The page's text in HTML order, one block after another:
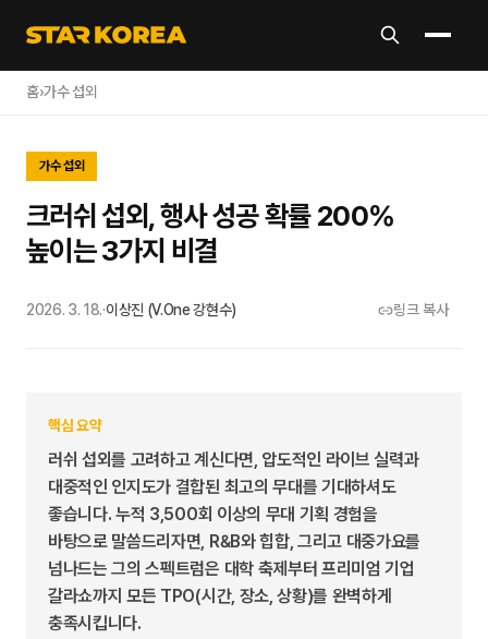
홈›가수 섭외
가수 섭외
크러쉬 섭외, 행사 성공 확률 200%
높이는 3가지 비결
2026. 3. 18.·이상진 (V.One 강현수) 링크 복사
핵심 요약
러쉬 섭외를 고려하고 계신다면, 압도적인 라이브 실력과
대중적인 인지도가 결합된 최고의 무대를 기대하셔도
좋습니다. 누적 3,500회 이상의 무대 기획 경험을
바탕으로 말씀드리자면, R&B와 힙합, 그리고 대중가요를
넘나드는 그의 스펙트럼은 대학 축제부터 프리미엄 기업
갈라쇼까지 모든 TPO(시간, 장소, 상황)를 완벽하게
충족시킵니다.